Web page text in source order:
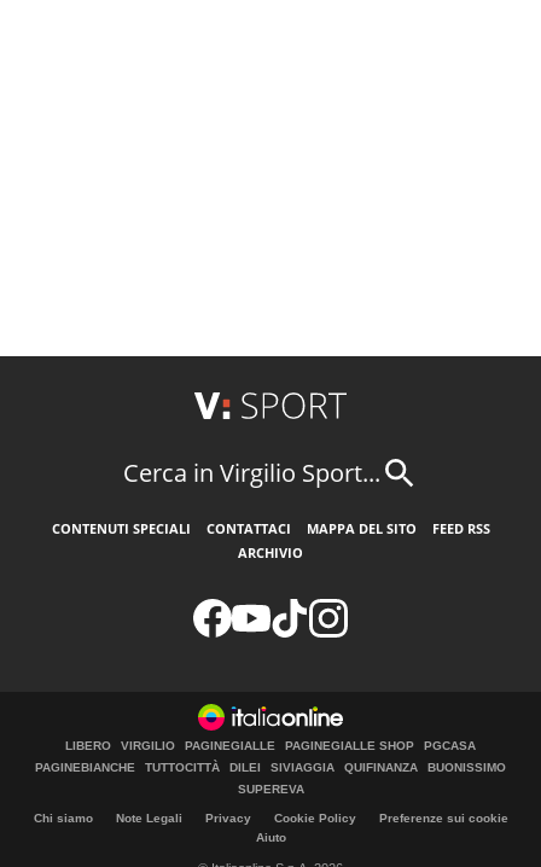
Cerca in Virgilio Sport...
CONTENUTI SPECIALI CONTATTACI MAPPA DEL SITO
FEED RSS
ARCHIVIO
LIBERO VIRGILIO PAGINEGIALLE PAGINEGIALLE SHOP
PGCASA
PAGINEBIANCHE
TUTTOCITTÀ DILEI SIVIAGGIA QUIFINANZA
BUONISSIMO
SUPEREVA
Chi siamo Note Legali Privacy Cookie Policy
Preferenze sui cookie
Aiuto